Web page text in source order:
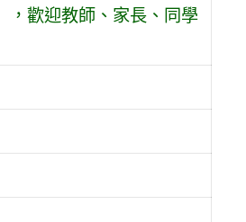
，歡迎教師、家長、同學